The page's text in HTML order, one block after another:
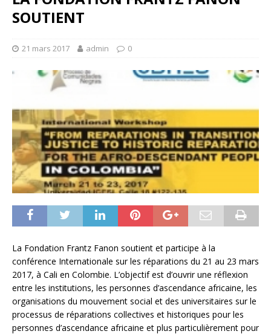
SOUTIENT
21 mars 2017 admin 0
La Fondation Frantz Fanon soutient et participe à la
conférence Internationale sur les réparations du 21 au 23 mars
2017, à Cali en Colombie. L’objectif est d’ouvrir une réflexion
entre les institutions, les personnes d’ascendance africaine, les
organisations du mouvement social et des universitaires sur le
processus de réparations collectives et historiques pour les
personnes d’ascendance africaine et plus particulièrement pour